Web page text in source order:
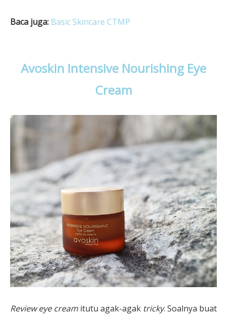
Baca juga: Basic Skincare CTMP
Avoskin Intensive Nourishing Eye
Cream
Review eye cream itutu agak-agak tricky. Soalnya buat